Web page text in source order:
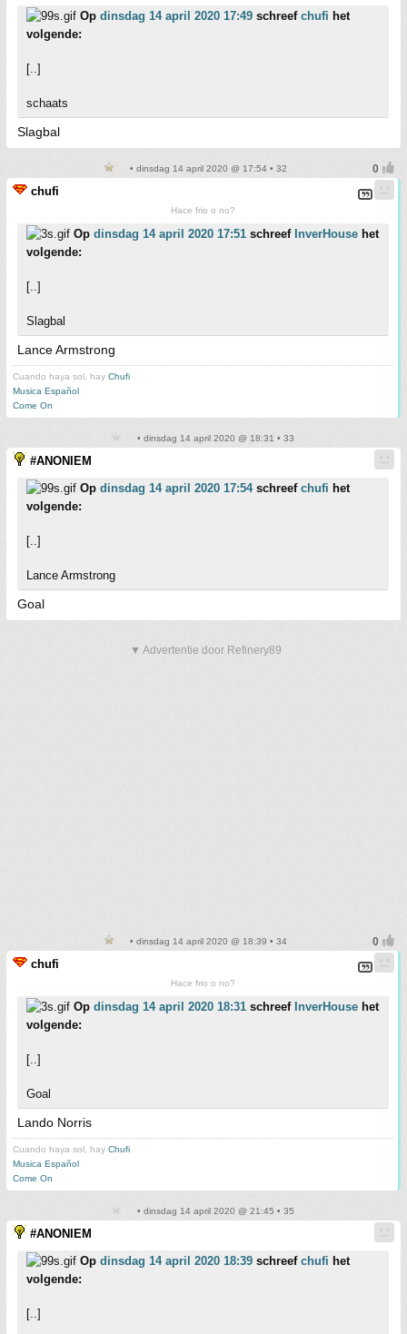
Op dinsdag 14 april 2020 17:49 schreef chufi het
volgende:
[..]
schaats
Slagbal
• dinsdag 14 april 2020 @ 17:54 • 32
chufi
Hace frio o no?
Op dinsdag 14 april 2020 17:51 schreef InverHouse het
volgende:
[..]
Slagbal
Lance Armstrong
Cuando haya sol, hay Chufi
Musica Español
Come On
• dinsdag 14 april 2020 @ 18:31 • 33
#ANONIEM
Op dinsdag 14 april 2020 17:54schreef chufi het
volgende:
[..]
Lance Armstrong
Goal
▼ Advertentie door Refinery89
• dinsdag 14 april 2020 @ 18:39 • 34
chufi
Hace frio o no?
Op dinsdag 14 april 2020 18:31 schreef InverHouse het
volgende:
[..]
Goal
Lando Norris
Cuando haya sol, hay Chufi
Musica Español
Come On
• dinsdag 14 april 2020 @ 21:45 • 35
#ANONIEM
Op dinsdag 14 april 2020 18:39 schreef chufi het
volgende:
[..]